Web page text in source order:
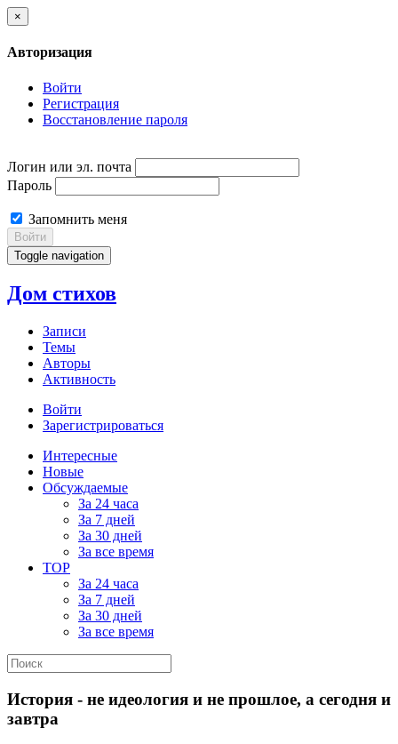
×
Авторизация
Войти
Регистрация
Восстановление пароля
Логин или эл. почта
Пароль
Запомнить меня
Войти
Toggle navigation
Дом стихов
Записи
Темы
Авторы
Активность
Войти
Зарегистрироваться
Интересные
Новые
Обсуждаемые
За 24 часа
За 7 дней
За 30 дней
За все время
TOP
За 24 часа
За 7 дней
За 30 дней
За все время
История - не идеология и не прошлое, а сегодня и
завтра